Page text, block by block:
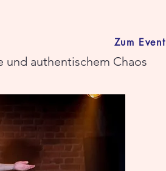
und authentischem Chaos
Zum Event